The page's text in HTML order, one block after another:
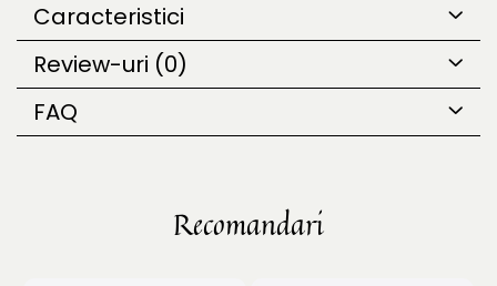
Caracteristici
Review-uri (0)
FAQ
Recomandari